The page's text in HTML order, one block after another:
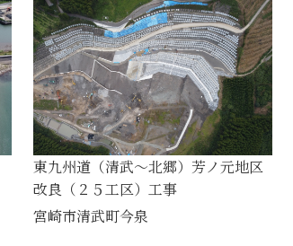
東九州道（清武～北郷）芳ノ元地区
改良（２５工区）工事
宮崎市清武町今泉